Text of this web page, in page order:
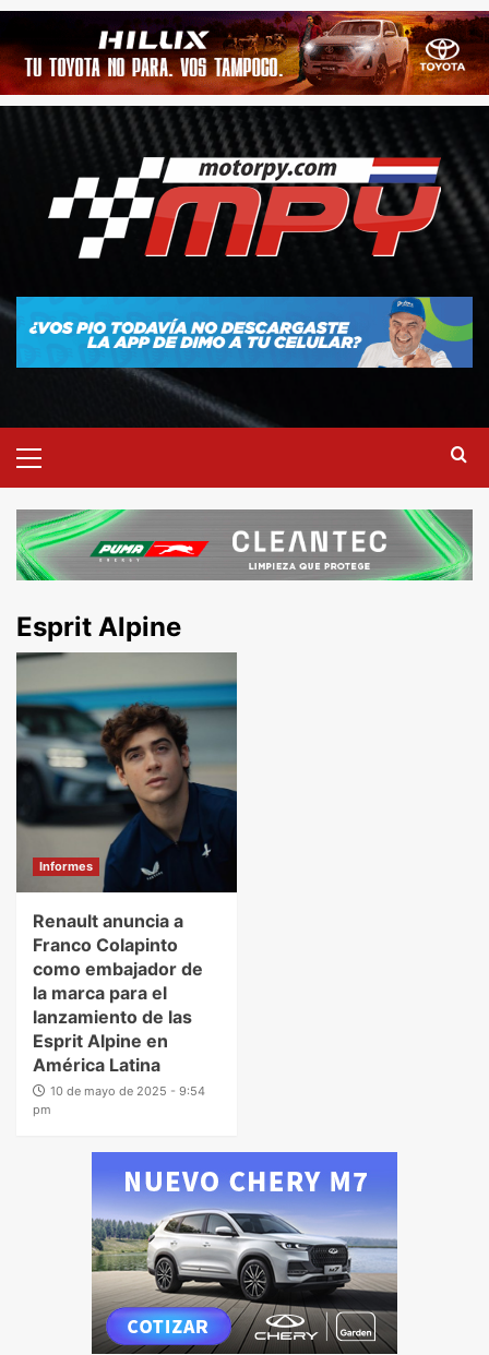
Esprit Alpine
Informes
Renault anuncia a
Franco Colapinto
como embajador de
la marca para el
lanzamiento de las
Esprit Alpine en
América Latina
10 de mayo de 2025 - 9:54
pm